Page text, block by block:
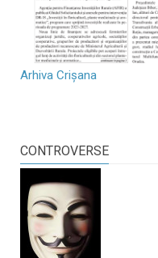
Arhiva Crișana
CONTROVERSE